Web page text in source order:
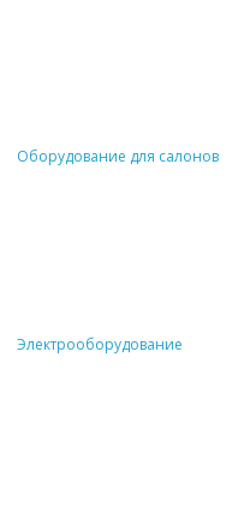
Оборудование для салонов
Электрооборудование